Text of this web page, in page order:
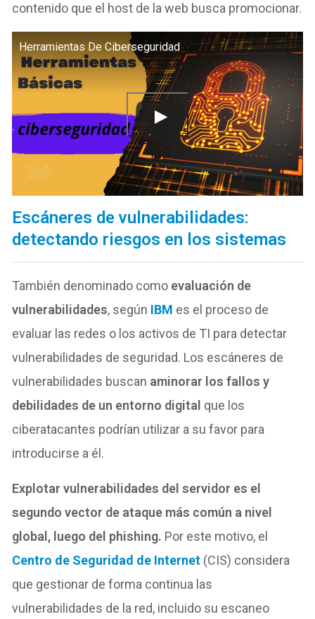
contenido que el host de la web busca promocionar.
Herramientas De Ciberseguridad
Escáneres de vulnerabilidades:
detectando riesgos en los sistemas
También denominado como evaluación de
vulnerabilidades, según IBM es el proceso de
evaluar las redes o los activos de TI para detectar
vulnerabilidades de seguridad. Los escáneres de
vulnerabilidades buscan aminorar los fallos y
debilidades de un entorno digital que los
ciberatacantes podrían utilizar a su favor para
introducirse a él.
Explotar vulnerabilidades del servidor es el
segundo vector de ataque más común a nivel
global, luego del phishing. Por este motivo, el
Centro de Seguridad de Internet (CIS) considera
que gestionar de forma continua las
vulnerabilidades de la red, incluido su escaneo